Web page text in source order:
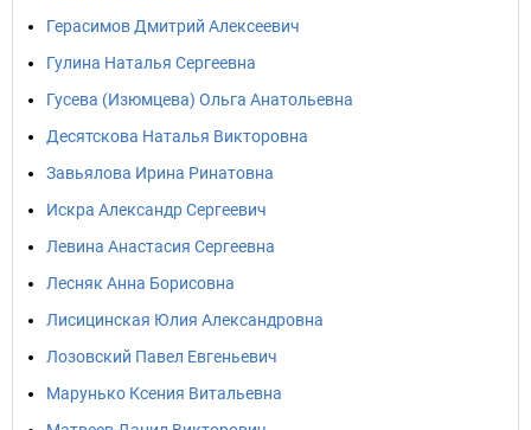
Герасимов Дмитрий Алексеевич
Гулина Наталья Сергеевна
Гусева (Изюмцева) Ольга Анатольевна
Десятскова Наталья Викторовна
Завьялова Ирина Ринатовна
Искра Александр Сергеевич
Левина Анастасия Сергеевна
Лесняк Анна Борисовна
Лисицинская Юлия Александровна
Лозовский Павел Евгеньевич
Марунько Ксения Витальевна